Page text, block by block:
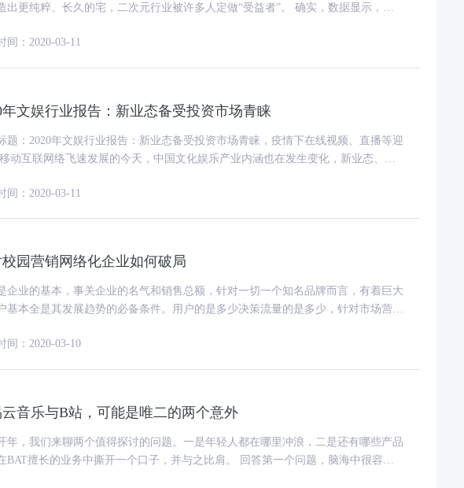
更纯粹、长久的宅，二次元行业被许多人定做“受益者”。 确实，数据显示，在
间：2020-03-11
年文娱行业报告：新业态备受投资市场青睐
题：2020年文娱行业报告：新业态备受投资市场青睐，疫情下在线视频、直播等迎
间：2020-03-11
园营销网络化企业如何破局
企业的基本，事关企业的名气和销售总额，针对一切一个知名品牌而言，有着巨大
基本全是其发展趋势的必备条件。用户的是多少决策流量的是多少，针对市场营销
间：2020-03-10
云音乐与B站，可能是唯二的两个意外
年，我们来聊两个值得探讨的问题。一是年轻人都在哪里冲浪，二是还有哪些产品
擅长的业务中撕开一个口子，并与之比肩。 回答第一个问题，脑海中很容易